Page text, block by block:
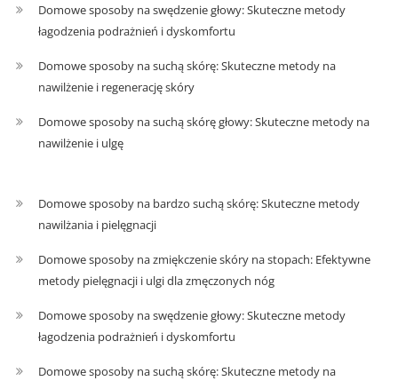
Domowe sposoby na swędzenie głowy: Skuteczne metody
łagodzenia podrażnień i dyskomfortu
Domowe sposoby na suchą skórę: Skuteczne metody na
nawilżenie i regenerację skóry
Domowe sposoby na suchą skórę głowy: Skuteczne metody na
nawilżenie i ulgę
Domowe sposoby na bardzo suchą skórę: Skuteczne metody
nawilżania i pielęgnacji
Domowe sposoby na zmiękczenie skóry na stopach: Efektywne
metody pielęgnacji i ulgi dla zmęczonych nóg
Domowe sposoby na swędzenie głowy: Skuteczne metody
łagodzenia podrażnień i dyskomfortu
Domowe sposoby na suchą skórę: Skuteczne metody na